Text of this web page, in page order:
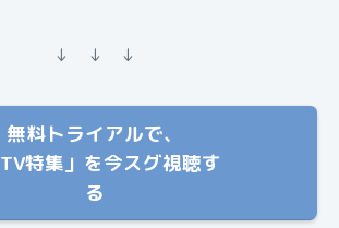
↓ ↓ ↓
無料トライアルで、
特集」を今スグ視聴す
る